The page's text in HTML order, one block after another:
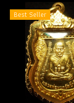
Best Seller